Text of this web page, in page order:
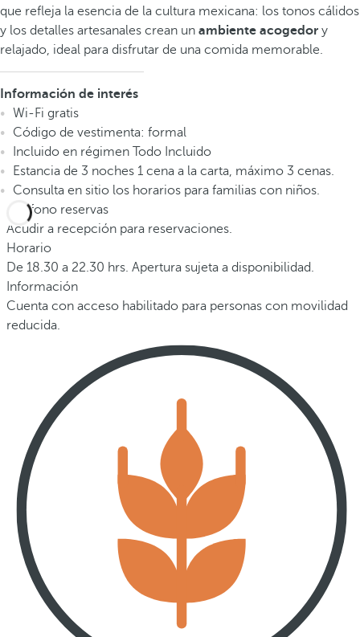
que refleja la esencia de la cultura mexicana: los tonos cálidos
y los detalles artesanales crean un ambiente acogedor y
relajado, ideal para disfrutar de una comida memorable.
Información de interés
Wi-Fi gratis
Código de vestimenta: formal
Incluido en régimen Todo Incluido
Estancia de 3 noches 1 cena a la carta, máximo 3 cenas.
Consulta en sitio los horarios para familias con niños.
Teléfono reservas
Acudir a recepción para reservaciones.
Horario
De 18.30 a 22.30 hrs. Apertura sujeta a disponibilidad.
Información
Cuenta con acceso habilitado para personas con movilidad
reducida.